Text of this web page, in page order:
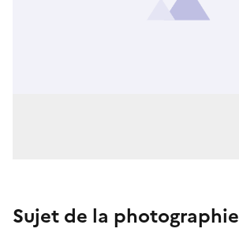
Sujet de la photographie